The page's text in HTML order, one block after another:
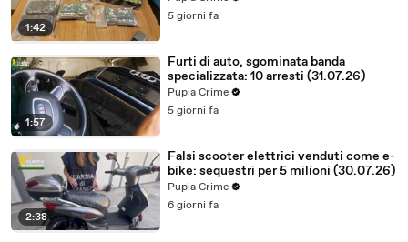
1:42
5 giorni fa
1:57
Furti di auto, sgominata banda
specializzata: 10 arresti (31.07.26)
Pupia Crime
5 giorni fa
2:38
Falsi scooter elettrici venduti come e-
bike: sequestri per 5 milioni (30.07.26)
Pupia Crime
6 giorni fa